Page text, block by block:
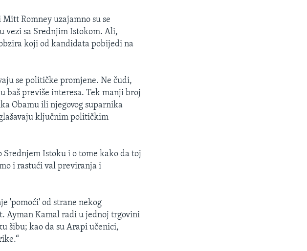
Romney uzajamno su se
vezi sa Srednjim Istokom. Ali,
koji od kandidata pobijedi na
se političke promjene. Ne čudi,
baš previše interesa. Tek manji broj
Obamu ili njegovog suparnika
ključnim političkim
Srednjem Istoku i o tome kako da toj
i rastući val previranja i
'pomoći' od strane nekog
Ayman Kamal radi u jednoj trgovini
šibu; kao da su Arapi učenici,